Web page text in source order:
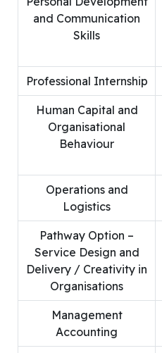
and Communication
Skills
Professional Internship
Human Capital and
Organisational
Behaviour
Operations and
Logistics
Pathway Option –
Service Design and
Delivery / Creativity in
Organisations
Management
Accounting